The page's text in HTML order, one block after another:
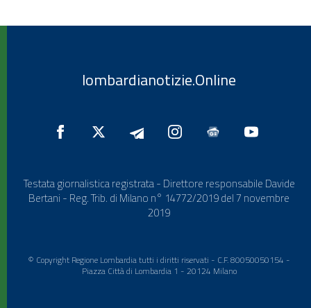
lombardianotizie.Online
Testata giornalistica registrata - Direttore responsabile Davide
Bertani - Reg. Trib. di Milano n° 14772/2019 del 7 novembre
2019
© Copyright Regione Lombardia tutti i diritti riservati - C.F. 80050050154 -
Piazza Città di Lombardia 1 - 20124 Milano